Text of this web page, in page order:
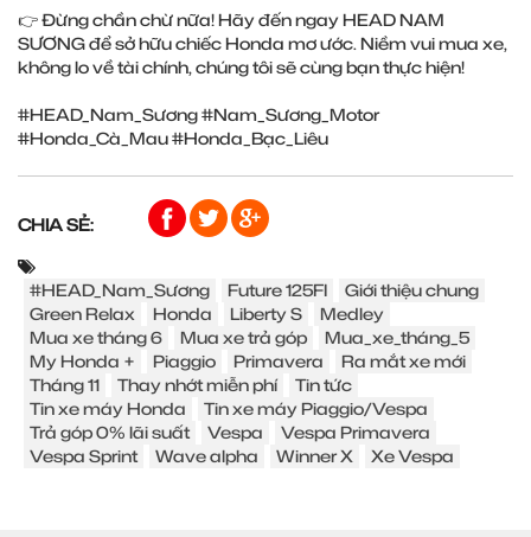
👉 Đừng chần chừ nữa! Hãy đến ngay HEAD NAM
SƯƠNG để sở hữu chiếc Honda mơ ước. Niềm vui mua xe,
không lo về tài chính, chúng tôi sẽ cùng bạn thực hiện!
#HEAD_Nam_Sương #Nam_Sương_Motor
#Honda_Cà_Mau #Honda_Bạc_Liêu
CHIA SẺ:
#HEAD_Nam_Sương Future 125FI
Giới thiệu chung
Green Relax
Honda Liberty S
Medley
Mua xe tháng 6
Mua xe trả góp
Mua_xe_tháng_5
My Honda +
Piaggio Primavera
Ra mắt xe mới
Tháng 11
Thay nhớt miễn phí
Tin tức
Tin xe máy Honda
Tin xe máy Piaggio/Vespa
Trả góp 0% lãi suất
Vespa
Vespa Primavera
Vespa Sprint
Wave alpha Winner X Xe Vespa